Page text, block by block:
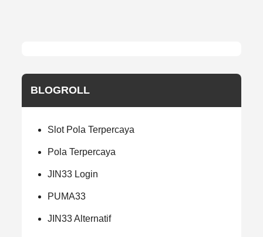
BLOGROLL
Slot Pola Terpercaya
Pola Terpercaya
JIN33 Login
PUMA33
JIN33 Alternatif